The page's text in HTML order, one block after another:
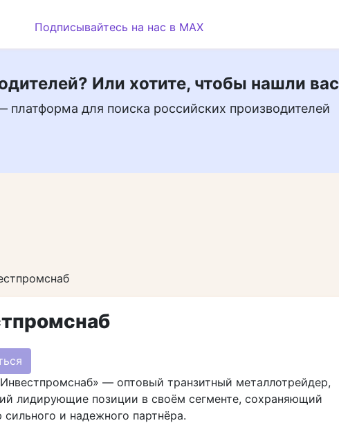
Или хотите, чтобы нашли
платформа для поиска российских производителей
Подписывайтесь на нас в MAX
— оптовый транзитный металлотрейдер,
лидирующие позиции в своём сегменте, сохраняющий
и надежного партнёра.